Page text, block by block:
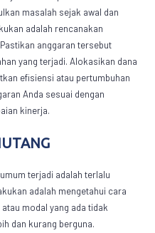
masalah sejak awal dan
adalah rencanakan
anggaran tersebut
yang terjadi. Alokasikan dana
efisiensi atau pertumbuhan
Anda sesuai dengan
kinerja.
terjadi adalah terlalu
adalah mengetahui cara
modal yang ada tidak
dan kurang berguna.